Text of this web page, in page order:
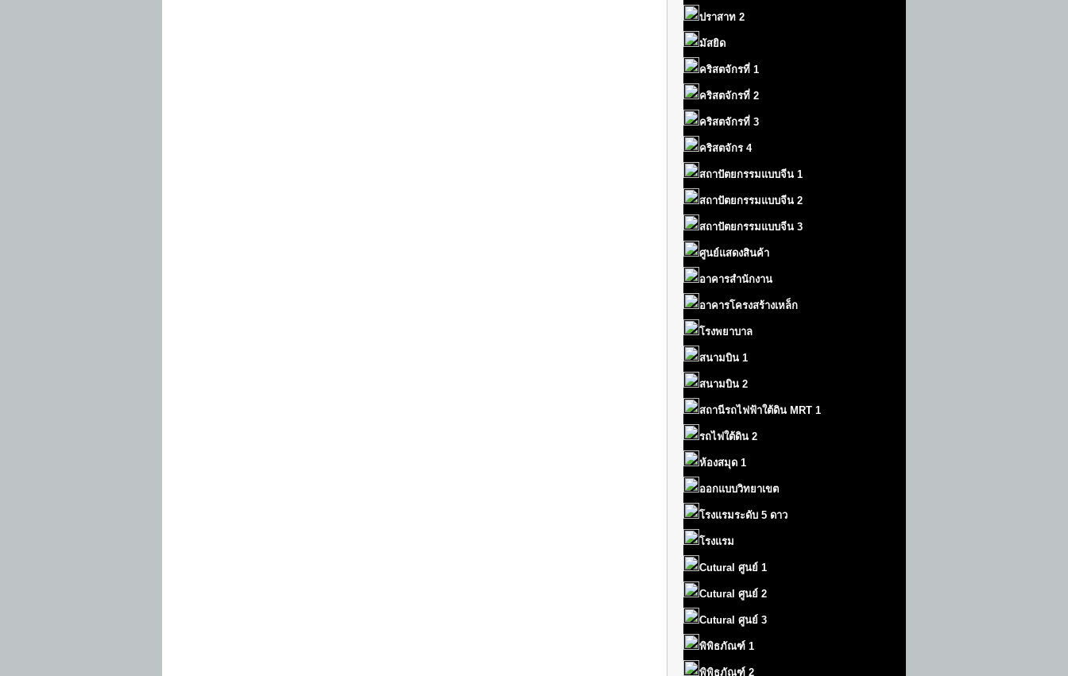
ปราสาท 2
มัสยิด
คริสตจักรที่ 1
คริสตจักรที่ 2
คริสตจักรที่ 3
คริสตจักร 4
สถาปัตยกรรมแบบจีน 1
สถาปัตยกรรมแบบจีน 2
สถาปัตยกรรมแบบจีน 3
ศูนย์แสดงสินค้า
อาคารสำนักงาน
อาคารโครงสร้างเหล็ก
โรงพยาบาล
สนามบิน 1
สนามบิน 2
สถานีรถไฟฟ้าใต้ดิน MRT 1
รถไฟใต้ดิน 2
ห้องสมุด 1
ออกแบบวิทยาเขต
โรงแรมระดับ 5 ดาว
โรงแรม
Cutural ศูนย์ 1
Cutural ศูนย์ 2
Cutural ศูนย์ 3
พิพิธภัณฑ์ 1
พิพิธภัณฑ์ 2